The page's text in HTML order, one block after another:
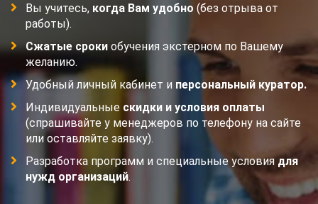
Вы учитесь, когда Вам удобно (без отрыва от
работы).
Сжатые сроки обучения экстерном по Вашему
желанию.
Удобный личный кабинет и персональный куратор.
Индивидуальные скидки и условия оплаты
(спрашивайте у менеджеров по телефону на сайте
или оставляйте заявку).
Разработка программ и специальные условия для
нужд организаций.